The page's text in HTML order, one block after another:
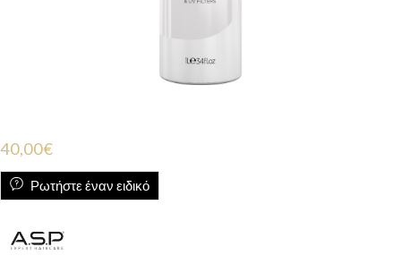
40,00€
Ρωτήστε έναν ειδικό